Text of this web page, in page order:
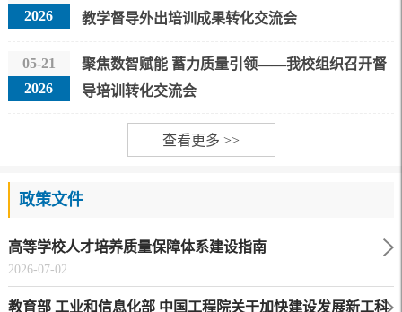
2026
教学督导外出培训成果转化交流会
05-21
2026
聚焦数智赋能 蓄力质量引领——我校组织召开督
导培训转化交流会
查看更多 >>
政策文件
高等学校人才培养质量保障体系建设指南
2026-07-02
教育部 工业和信息化部 中国工程院关于加快建设发展新工科